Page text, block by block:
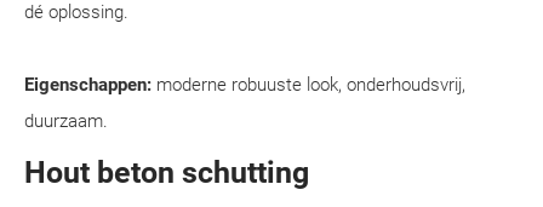
dé oplossing.
Eigenschappen: moderne robuuste look, onderhoudsvrij,
duurzaam.
Hout beton schutting